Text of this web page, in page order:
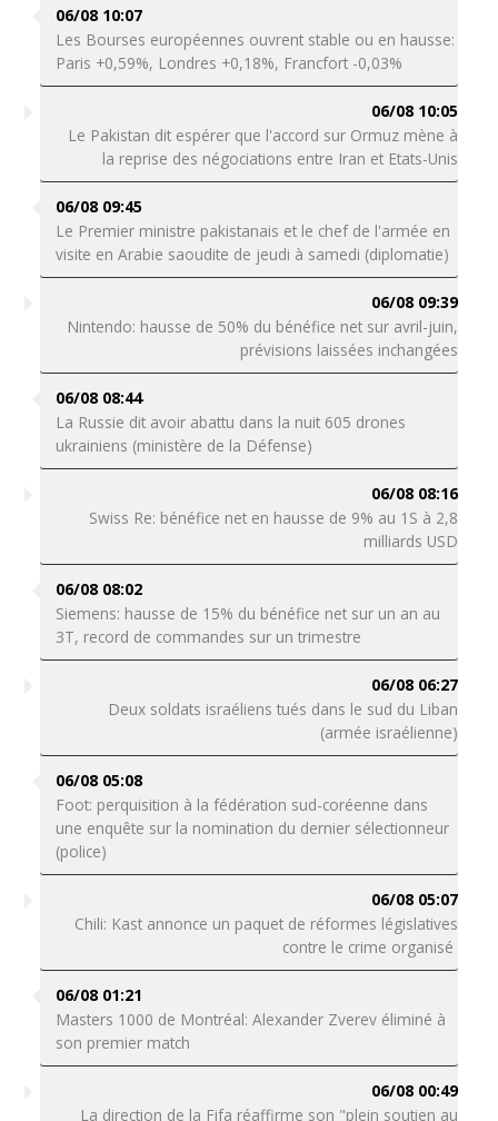
06/08 10:07
Les Bourses européennes ouvrent stable ou en hausse:
Paris +0,59%, Londres +0,18%, Francfort -0,03%
06/08 10:05
Le Pakistan dit espérer que l'accord sur Ormuz mène à
la reprise des négociations entre Iran et Etats-Unis
06/08 09:45
Le Premier ministre pakistanais et le chef de l'armée en
visite en Arabie saoudite de jeudi à samedi (diplomatie)
06/08 09:39
Nintendo: hausse de 50% du bénéfice net sur avril-juin,
prévisions laissées inchangées
06/08 08:44
La Russie dit avoir abattu dans la nuit 605 drones
ukrainiens (ministère de la Défense)
06/08 08:16
Swiss Re: bénéfice net en hausse de 9% au 1S à 2,8
milliards USD
06/08 08:02
Siemens: hausse de 15% du bénéfice net sur un an au
3T, record de commandes sur un trimestre
06/08 06:27
Deux soldats israéliens tués dans le sud du Liban
(armée israélienne)
06/08 05:08
Foot: perquisition à la fédération sud-coréenne dans
une enquête sur la nomination du dernier sélectionneur
(police)
06/08 05:07
Chili: Kast annonce un paquet de réformes législatives
contre le crime organisé
06/08 01:21
Masters 1000 de Montréal: Alexander Zverev éliminé à
son premier match
06/08 00:49
La direction de la Fifa réaffirme son "plein soutien au